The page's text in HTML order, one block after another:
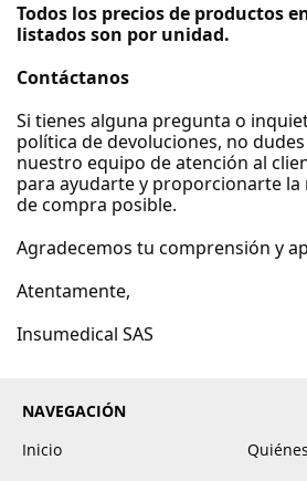
Todos los precios de productos
listados son por unidad.
Contáctanos
Si tienes alguna pregunta o
política de devoluciones, no
nuestro equipo de atención al
para ayudarte y proporcionarte la
de compra posible.
Agradecemos tu comprensión y
Atentamente,
Insumedical SAS
NAVEGACIÓN
Inicio